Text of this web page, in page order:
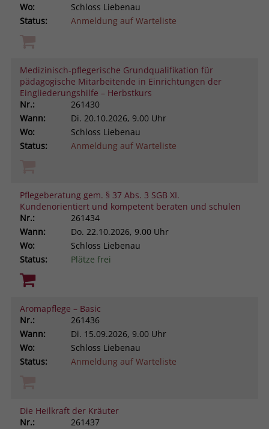
Wo:
Schloss Liebenau
Status:
Anmeldung auf Warteliste
Medizinisch-pflegerische Grundqualifikation für
pädagogische Mitarbeitende in Einrichtungen der
Eingliederungshilfe – Herbstkurs
Nr.:
261430
Wann:
Di. 20.10.2026, 9.00 Uhr
Wo:
Schloss Liebenau
Status:
Anmeldung auf Warteliste
Pflegeberatung gem. § 37 Abs. 3 SGB XI.
Kundenorientiert und kompetent beraten und schulen
Nr.:
261434
Wann:
Do. 22.10.2026, 9.00 Uhr
Wo:
Schloss Liebenau
Status:
Plätze frei
Aromapflege – Basic
Nr.:
261436
Wann:
Di. 15.09.2026, 9.00 Uhr
Wo:
Schloss Liebenau
Status:
Anmeldung auf Warteliste
Die Heilkraft der Kräuter
Nr.:
261437